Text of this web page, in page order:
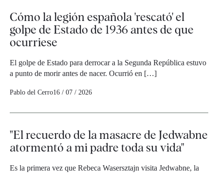
Cómo la legión española 'rescató' el
golpe de Estado de 1936 antes de que
ocurriese
El golpe de Estado para derrocar a la Segunda República estuvo
a punto de morir antes de nacer. Ocurrió en […]
Pablo del Cerro16 / 07 / 2026
"El recuerdo de la masacre de Jedwabne
atormentó a mi padre toda su vida"
Es la primera vez que Rebeca Wasersztajn visita Jedwabne, la